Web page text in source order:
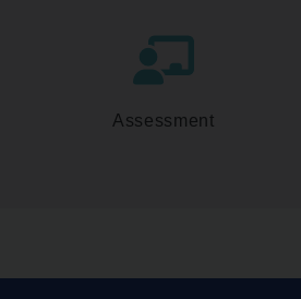
Assessment